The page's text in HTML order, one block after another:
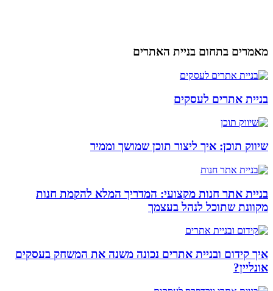
מאמרים בתחום בניית האתרים
בניית אתרים לעסקים
שיווק תוכן: איך ליצור תוכן שמושך וממיר
בניית אתר חנות מקצועי: המדריך המלא להקמת חנות
מקוונת שתוכל לנהל בעצמך
איך קידום ובניית אתרים נכונה משנה את המשחק בעסקים
אונליין?